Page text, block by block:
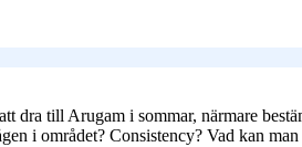
dra till Arugam i sommar, närmare
i området? Consistency? Vad kan